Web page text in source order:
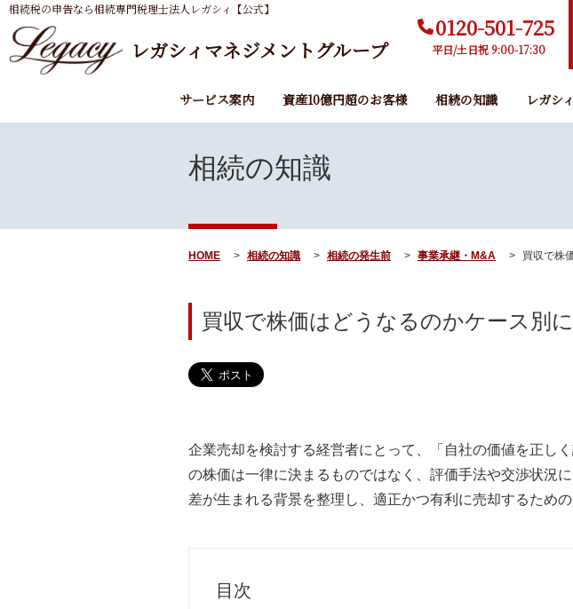
相続税の申告なら相続専門税理士法人レガシィ【公式】
レガシィマネジメントグループ
0120-501-725
平日/土日祝 9:00-17:30
サービス案内 資産10億円超のお客様 相続の知識 レガシ
相続の知識
HOME 相続の知識 相続の発生前 事業承継・M&A 買収で株
買収で株価はどうなるのかケース別
企業売却を検討する経営者にとって、「自社の価値を正し
の株価は一律に決まるものではなく、評価手法や交渉状況
差が生まれる背景を整理し、適正かつ有利に売却するための
目次